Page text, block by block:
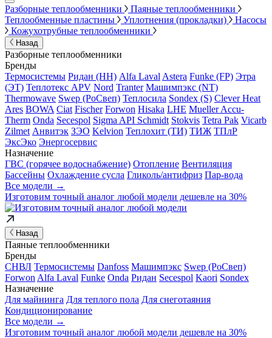
Разборные теплообменники
Паяные теплообменники
Теплообменные пластины
Уплотнения (прокладки)
Насосы
Кожухотрубные теплообменники
Назад
Разборные теплообменники
Бренды
Термосистемы Ридан (НН) Alfa Laval Astera Funke (FP) Этра
(ЭТ) Теплотекс APV Nord Tranter Машимпэкс (NT)
Thermowave Swep (РоСвеп) Теплосила Sondex (S) Clever Heat
Ares BOWA Ciat Fischer Forwon Hisaka LHE Mueller Accu-
Therm Onda Secespol Sigma API Schmidt Stokvis Tetra Pak Vicarb
Zilmet Анвитэк ЗЭО Kelvion Теплохит (ТИ) ТИЖ ТПлР
ЭксЭко Энергосервис
Назначение
ГВС (горячее водоснабжение) Отопление Вентиляция
Бассейны Охлаждение сусла Гликоль/антифриз Пар-вода
Все модели →
Изготовим точный аналог любой модели дешевле на 30%
Назад
Паяные теплообменники
Бренды
СНВЛ Термосистемы Danfoss Машимпэкс Swep (РоСвеп)
Forwon Alfa Laval Funke Onda Ридан Secespol Kaori Sondex
Назначение
Для майнинга Для теплого пола Для снеготаяния
Кондиционирование
Все модели →
Изготовим точный аналог любой модели дешевле на 30%